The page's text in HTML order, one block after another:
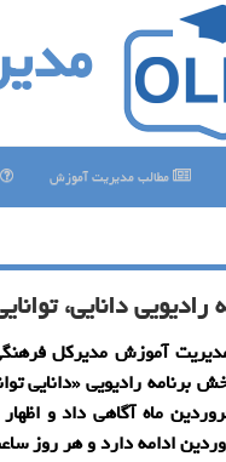
مطالب مدیریت آموزش
رادیویی دانایی،
آموزش مدیركل
برنامه رادیویی «دانایی
ماه آگاهی داد و
ادامه دارد و هر روز ساعت 14 پخش